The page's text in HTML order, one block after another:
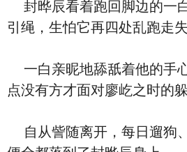
封晔辰看着跑回脚边的一
引绳，生怕它再四处乱跑走失
一白亲昵地舔舐着他的手
点没有方才面对廖屹之时的躲
自从訾随离开，每日遛狗